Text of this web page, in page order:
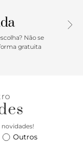
Não se
gratuita
Outros